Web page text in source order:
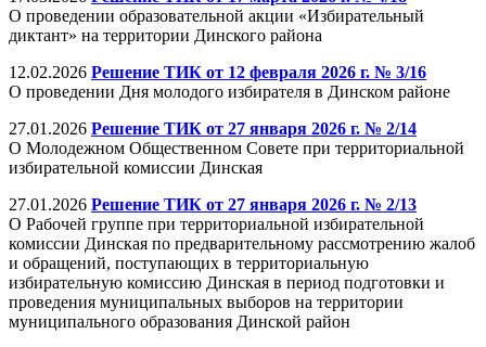
О проведении образовательной акции «Избирательный
диктант» на территории Динского района
12.02.2026 Решение ТИК от 12 февраля 2026 г. № 3/16
О проведении Дня молодого избирателя в Динском районе
27.01.2026 Решение ТИК от 27 января 2026 г. № 2/14
О Молодежном Общественном Совете при территориальной
избирательной комиссии Динская
27.01.2026 Решение ТИК от 27 января 2026 г. № 2/13
О Рабочей группе при территориальной избирательной
комиссии Динская по предварительному рассмотрению жалоб
и обращений, поступающих в территориальную
избирательную комиссию Динская в период подготовки и
проведения муниципальных выборов на территории
муниципального образования Динской район